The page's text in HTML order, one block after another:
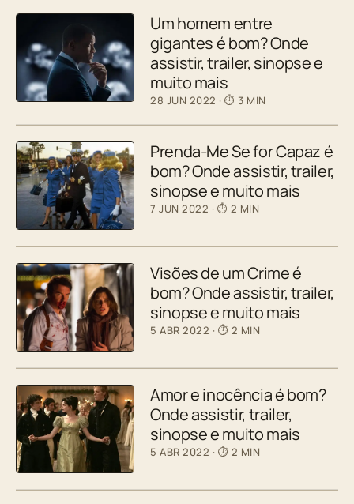
Um homem entre
gigantes é bom? Onde
assistir, trailer, sinopse e
muito mais
28 JUN 2022 · ⏱ 3 MIN
Prenda-Me Se for Capaz é
bom? Onde assistir, trailer,
sinopse e muito mais
7 JUN 2022 · ⏱ 2 MIN
Visões de um Crime é
bom? Onde assistir, trailer,
sinopse e muito mais
5 ABR 2022 · ⏱ 2 MIN
Amor e inocência é bom?
Onde assistir, trailer,
sinopse e muito mais
5 ABR 2022 · ⏱ 2 MIN